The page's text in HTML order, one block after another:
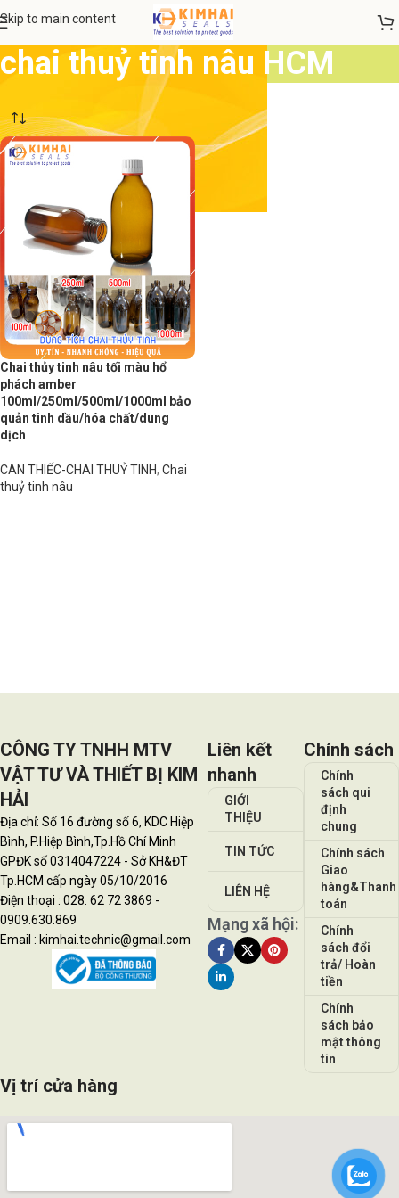
Skip to main content
chai thuỷ tinh nâu HCM
Chai thủy tinh nâu tối màu hổ
phách amber
100ml/250ml/500ml/1000ml bảo
quản tinh dầu/hóa chất/dung
dịch
CAN THIẾC-CHAI THUỶ TINH, Chai
thuỷ tinh nâu
CÔNG TY TNHH MTV
VẬT TƯ VÀ THIẾT BỊ KIM
HẢI
Địa chỉ: Số 16 đường số 6, KDC Hiệp
Bình, P.Hiệp Bình,Tp.Hồ Chí Minh
GPĐK số 0314047224 - Sở KH&ĐT
Tp.HCM cấp ngày 05/10/2016
Điện thoại : 028. 62 72 3869 -
0909.630.869
Email : kimhai.technic@gmail.com
Liên kết
nhanh
GIỚI
THIỆU
TIN TỨC
LIÊN HỆ
Mạng xã hội:
Chính sách
Chính
sách qui
định
chung
Chính sách
Giao
hàng&Thanh
toán
Chính
sách đổi
trả/ Hoàn
tiền
Chính
sách bảo
mật thông
tin
Vị trí cửa hàng